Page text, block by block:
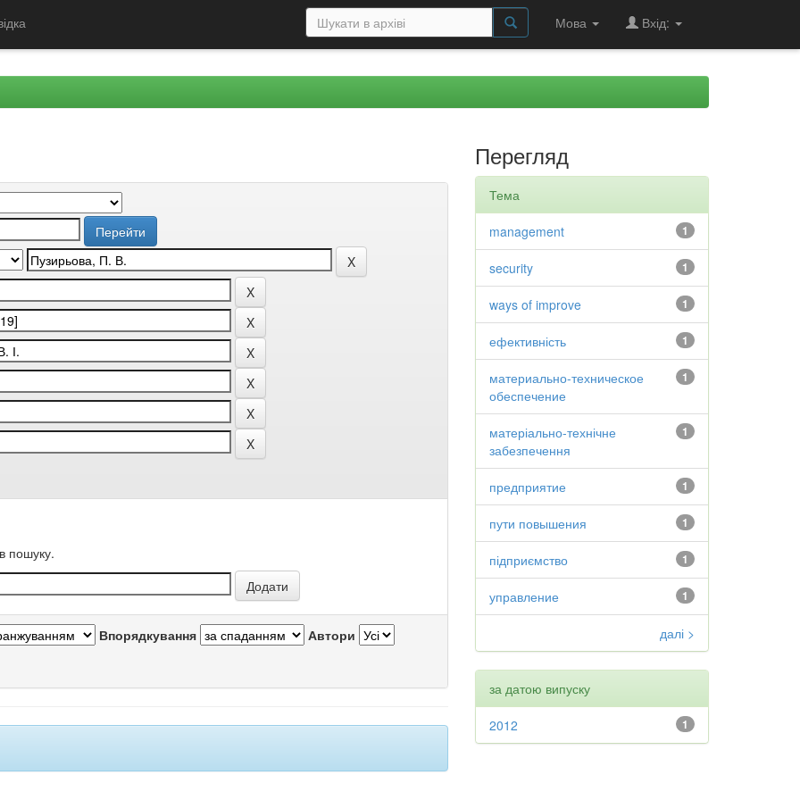
Мова Вхід:
пошуку.
Впорядкування Автори
Перегляд
Тема
1
management
1
security
1
ways of improve
1
ефективність
1
материально-техническое
обеспечение
1
матеріально-технічне
забезпечення
1
предприятие
1
пути повышения
1
підприємство
1
управление
далі >
за датою випуску
1
2012